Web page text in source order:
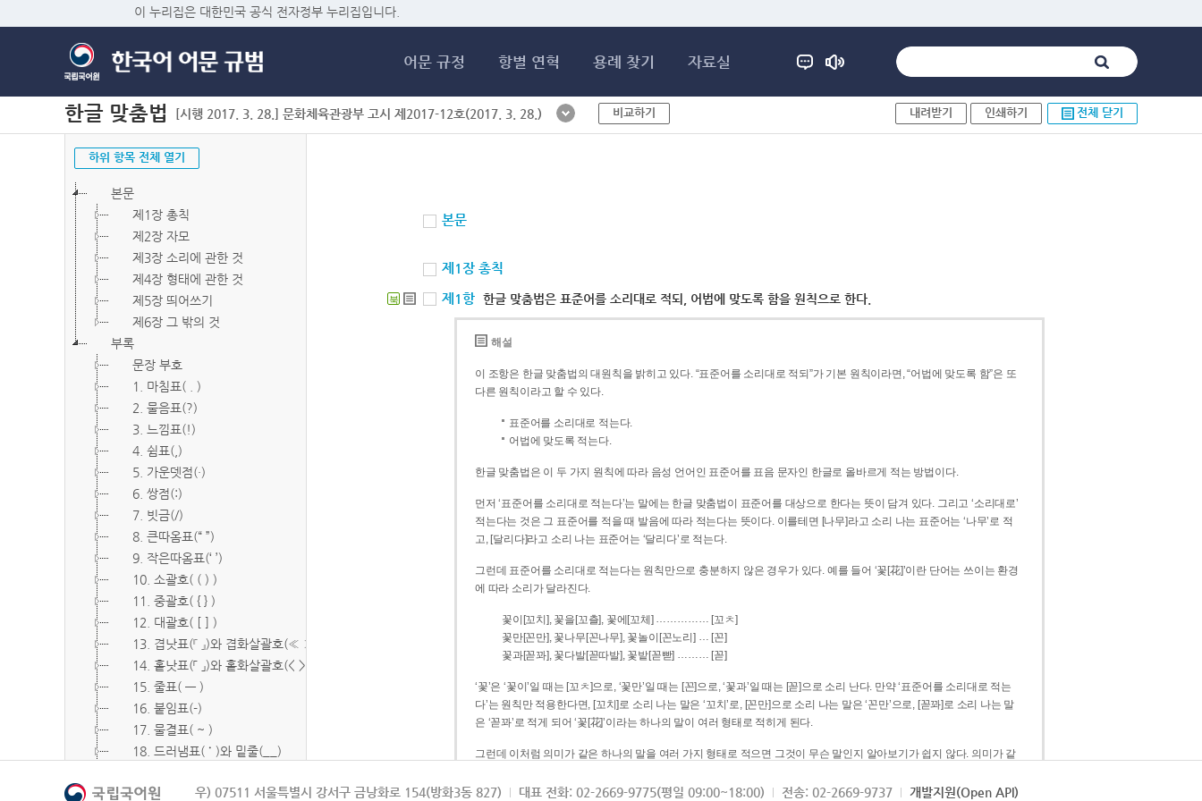
이 누리집은 대한민국 공식 전자정부 누리집입니다.
어문 규정 항별 연혁 용례 찾기 자료실
한글 맞춤법 [시행 2017. 3. 28.] 문화체육관광부 고시 제2017-12호(2017. 3. 28.) 비교하기 내려받기 인쇄하기 전체 닫기
하위 항목 전체 열기
본문
제1장 총칙
제2장 자모
제3장 소리에 관한 것
제4장 형태에 관한 것
제5장 띄어쓰기
제6장 그 밖의 것
부록
문장 부호
1. 마침표( . )
2. 물음표(?)
3. 느낌표(!)
4. 쉼표(,)
5. 가운뎃점(·)
6. 쌍점(:)
7. 빗금(/)
8. 큰따옴표(“ ”)
9. 작은따옴표(‘ ’)
10. 소괄호( ( ) )
11. 중괄호( { } )
12. 대괄호( [ ] )
13. 겹낫표(『 』)와 겹화살괄호(≪ ≫)
14. 홑낫표(「 」)와 홑화살괄호(< >)
15. 줄표( ― )
16. 붙임표(-)
17. 물결표( ~ )
18. 드러냄표( ˙ )와 밑줄(__)
20. 빠짐표( □ )
본문
제1장 총칙
북 제1항 한글 맞춤법은 표준어를 소리대로 적되, 어법에 맞도록 함을 원칙으로 한다.
해설
이 조항은 한글 맞춤법의 대원칙을 밝히고 있다. “표준어를 소리대로 적되”가 기본 원칙이라면, “어법에 맞도록 함”은 또
다른 원칙이라고 할 수 있다.
표준어를 소리대로 적는다.
어법에 맞도록 적는다.
한글 맞춤법은 이 두 가지 원칙에 따라 음성 언어인 표준어를 표음 문자인 한글로 올바르게 적는 방법이다.
먼저 ‘표준어를 소리대로 적는다’는 말에는 한글 맞춤법이 표준어를 대상으로 한다는 뜻이 담겨 있다. 그리고 ‘소리대로’
적는다는 것은 그 표준어를 적을 때 발음에 따라 적는다는 뜻이다. 이를테면 [나무]라고 소리 나는 표준어는 ‘나무’로 적
고, [달리다]라고 소리 나는 표준어는 ‘달리다’로 적는다.
그런데 표준어를 소리대로 적는다는 원칙만으로 충분하지 않은 경우가 있다. 예를 들어 ‘꽃[花]’이란 단어는 쓰이는 환경
에 따라 소리가 달라진다.
꽃이[꼬치], 꽃을[꼬츨], 꽃에[꼬체] …………… [꼬ㅊ]
꽃만[꼰만], 꽃나무[꼰나무], 꽃놀이[꼰노리] … [꼰]
꽃과[꼳꽈], 꽃다발[꼳따발], 꽃밭[꼳빧] ……… [꼳]
‘꽃’은 ‘꽃이’일 때는 [꼬ㅊ]으로, ‘꽃만’일 때는 [꼰]으로, ‘꽃과’일 때는 [꼳]으로 소리 난다. 만약 ‘표준어를 소리대로 적는
다’는 원칙만 적용한다면, [꼬치]로 소리 나는 말은 ‘꼬치’로, [꼰만]으로 소리 나는 말은 ‘꼰만’으로, [꼳꽈]로 소리 나는 말
은 ‘꼳꽈’로 적게 되어 ‘꽃[花]’이라는 하나의 말이 여러 형태로 적히게 된다.
그런데 이처럼 의미가 같은 하나의 말을 여러 가지 형태로 적으면 그것이 무슨 말인지 알아보기가 쉽지 않다. 의미가 같
되게 적는 것이 의미를 파악하는 데 효과적이다.
우) 07511 서울특별시 강서구 금낭화로 154(방화3동 827) 대표 전화: 02-2669-9775(평일 09:00~18:00) 전송: 02-2669-9737 개발지원(Open API)